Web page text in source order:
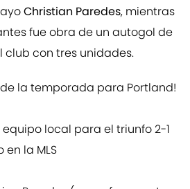
Christian Paredes, mientras
fue obra de un autogol de
club con tres unidades.
de la temporada para Portland!
equipo local para el triunfo 2-1
en la MLS